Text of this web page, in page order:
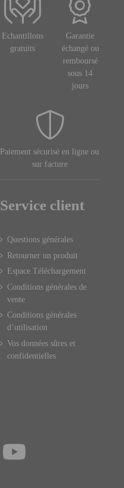
Echantillons
gratuits
Garantie
échangé ou
remboursé
sous 14
jours
Paiement sécurisé en ligne ou
sur facture
Service client
Questions générales
Retourner un produit
Espace Téléchargement
Conditions générales de
vente
Conditions générales
d’utilisation
Vos données sûres et
confidentielles